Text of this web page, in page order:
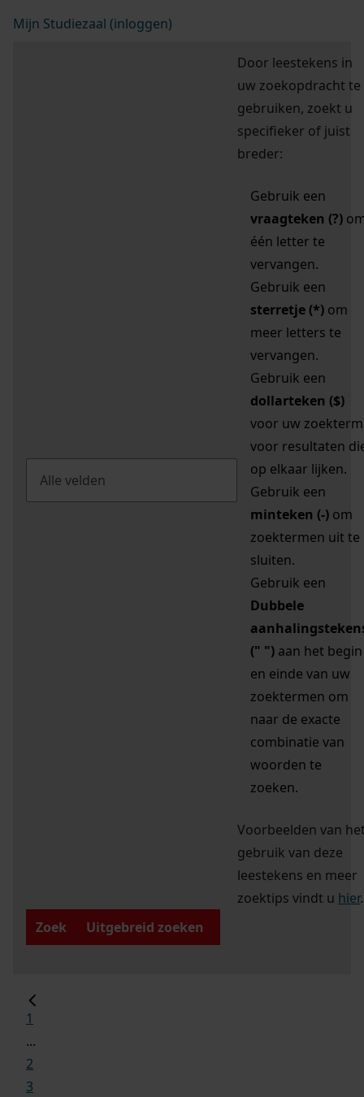
Mijn Studiezaal (inloggen)
Door leestekens in
uw zoekopdracht te
gebruiken, zoekt u
specifieker of juist
breder:
Gebruik een
vraagteken (?)
één letter te
vervangen.
Gebruik een
sterretje (*) om
meer letters te
vervangen.
Gebruik een
dollarteken ($)
voor uw zoekterm
voor resultaten
op elkaar lijken.
Gebruik een
minteken (-) om
zoektermen uit te
sluiten.
Gebruik een
Dubbele
(" ") aan het begin
en einde van uw
zoektermen om
naar de exacte
combinatie van
woorden te
zoeken.
Voorbeelden van
gebruik van deze
leestekens en meer
zoektips vindt u hier.
Zoek
Uitgebreid zoeken
1
...
2
3